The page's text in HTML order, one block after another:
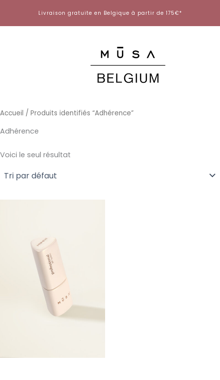
contenu
Livraison gratuite en Belgique à partir de 175€*
Accueil / Produits identifiés “Adhérence”
Adhérence
Voici le seul résultat